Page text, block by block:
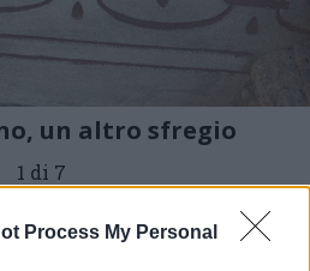
Process My Personal
un altro sfregio
1 di 7